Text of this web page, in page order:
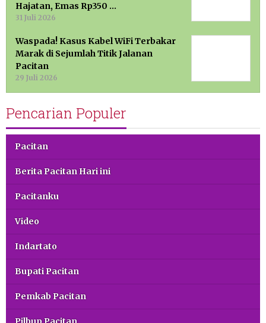
Hajatan, Emas Rp350 …
31 Juli 2026
Waspada! Kasus Kabel WiFi Terbakar
Marak di Sejumlah Titik Jalanan
Pacitan
29 Juli 2026
Pencarian Populer
Pacitan
Berita Pacitan Hari ini
Pacitanku
Video
Indartato
Bupati Pacitan
Pemkab Pacitan